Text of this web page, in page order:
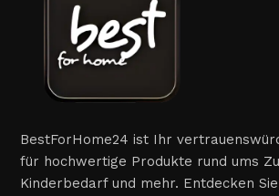
BestForHome24 ist Ihr
für hochwertige Produkte rund ums
Kinderbedarf und mehr. Entdecken